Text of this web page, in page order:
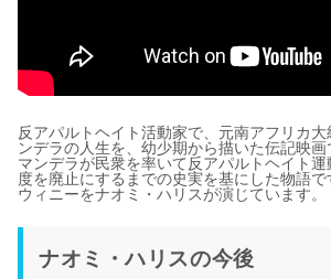
反アパルトヘイト活動家で、元南アフリカ
ンデラの人生を、幼少期から描いた伝記映
マンデラが民衆を率いて反アパルトヘイト
度を廃止にするまでの史実を基にした物語で
ウィニーをナオミ・ハリスが演じています。
ナオミ・ハリスの今後